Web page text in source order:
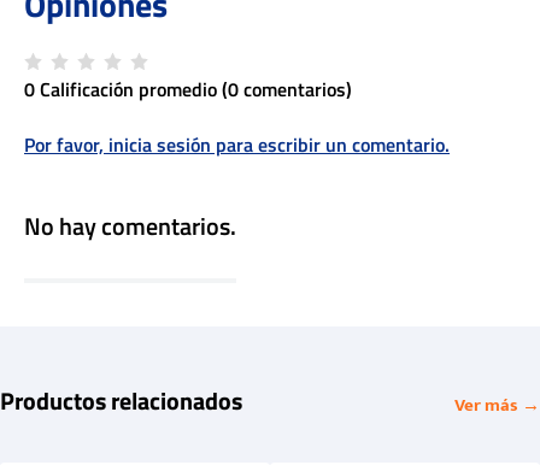
0 Calificación promedio(0 comentarios)
Por favor, inicia sesión para escribir un comentario.
No hay comentarios.
Productos relacionados Ver más →